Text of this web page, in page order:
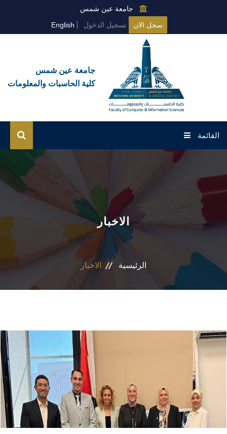
جامعة عين شمس
سجل الان
تسجيل الدخول English
جامعة عين شمس
كلية الحاسبات والمعلومات
القائمة
عن الكلية
البرامج العامة
حياة اكاديمية
اخرى
الاخبار
الرئيسية الاخبار